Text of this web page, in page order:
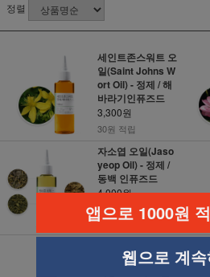
정렬
세인트존스워트 오
일(Saint Johns W
ort Oil) - 정제 / 해
바라기인퓨즈드
3,300원
30원 적립
자소엽 오일(Jaso
yeop Oil) - 정제 /
동백 인퓨즈드
4,000원
40원 적립
go Oil ) - 정제 / 유
앱으로 1000원
웹으로 계